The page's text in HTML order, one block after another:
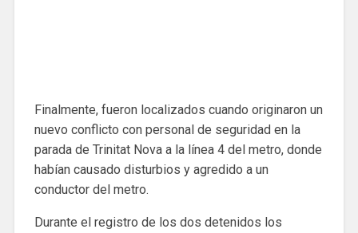
Finalmente, fueron localizados cuando originaron un
nuevo conflicto con personal de seguridad en la
parada de Trinitat Nova a la línea 4 del metro, donde
habían causado disturbios y agredido a un
conductor del metro.
Durante el registro de los dos detenidos los